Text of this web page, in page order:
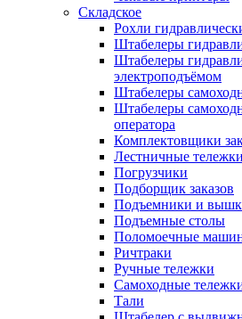
Складское
Рохли
Штабелеры
Штабелеры
электроподъёмом
Штабелеры
Штабелеры
оператора
Комплектовщики
Лестничные тележки
Погрузчики
Подборщик заказов
Подъемники и
Подъемные столы
Поломоечные
Ричтраки
Ручные тележки
Самоходные
Тали